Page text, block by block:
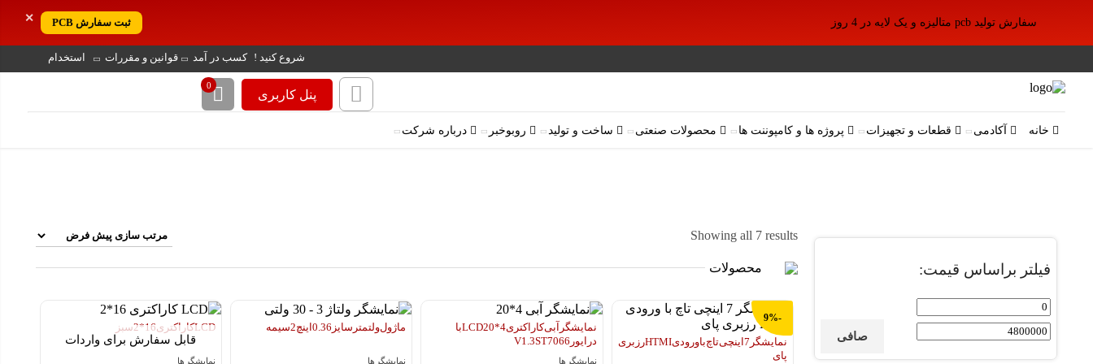
✕ سفارش تولید pcb متالیزه و یک لایه در 4 روز ثبت سفارش PCB
شروع کنید ! کسب در آمد قوانین و مقررات استخدام
پنل کاربری
0
خانه آکادمی قطعات و تجهیزات پروژه ها و کامپوننت ها محصولات صنعتی ساخت و تولید روبوخبر درباره شرکت
فیلتر براساس قیمت:
حداقل
قیمت صافی
Showing all 7 results
محصولات
-9%
نمایشگر 7 اینچی تاچ با ورودی HTMI رزبری
پای
نمایشگر آبی کاراکتری 4*20 LCD با
درایور V1.3 ST7066
نمایشگر ها
ماژول ولتمتر سایز 0.36 اینچ 2 سیمه
نمایشگر ها
قابل سفارش برای واردات
LCD کاراکتری 16*2 سبز
نمایشگر ها